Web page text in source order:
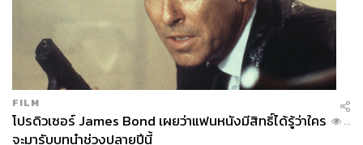
หนาและทนทาน มาพร้อมกระเป๋าเสื้อเอนกประสงค์สามช่อง
อันเป็นเอกลักษณ์ อีกดีเทลที่ทำให้โดนใจก็คือการเลือกใช้ผ้า
โมลสกิน (Moleskine) ที่ดูคลายหนังกลับแต่อ่อนนุ่มกว่า
ทำให้อยู่ทรง ยับและขาดยาก แต่ยังสวมใส่สบาย
“ผมว่ามัน
อายุมากกว่าผมอีกนะ น่าจะประมาณยุค 70s ได้มั้ง จาก
สภาพน่าจะใช้งานมาสมบุกสมบันพอสมควร ไม่รู้เหมือนกัน
ว่าเปลี่ยนมากี่มือแล้ว แต่ก็รักมากเลยตัวนี้”
FILM
โปรดิวเซอร์ James Bond เผยว่าแฟนหนังมีสิทธิ์ได้รู้ว่าใคร
จะมารับบทนำช่วงปลายปีนี้
...